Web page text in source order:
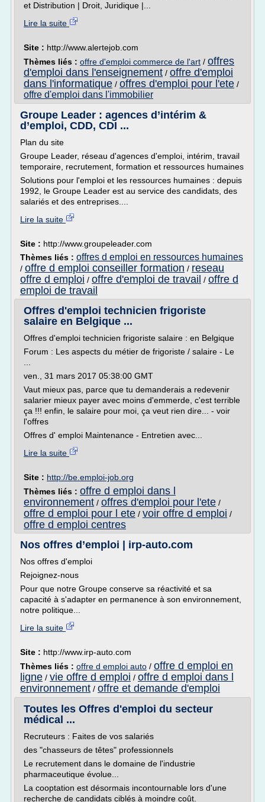
et Distribution | Droit, Juridique |...
Lire la suite
Site : http://www.alertejob.com
Thèmes liés : offre d'emploi commerce de l'art / offres
d'emploi dans l'enseignement / offre d'emploi
dans l'informatique / offres d'emploi pour l'ete /
offre d'emploi dans l'immobilier
Groupe Leader : agences d’intérim &
d’emploi, CDD, CDI ...
Plan du site
Groupe Leader, réseau d'agences d'emploi, intérim, travail
temporaire, recrutement, formation et ressources humaines
Solutions pour l'emploi et les ressources humaines : depuis
1992, le Groupe Leader est au service des candidats, des
salariés et des entreprises....
Lire la suite
Site : http://www.groupeleader.com
Thèmes liés : offres d emploi en ressources humaines
/ offre d emploi conseiller formation / reseau
offre d emploi / offre d'emploi de travail / offre d
emploi de travail
Offres d'emploi technicien frigoriste
salaire en Belgique ...
Offres d'emploi technicien frigoriste salaire : en Belgique
Forum : Les aspects du métier de frigoriste / salaire - Le
ven., 31 mars 2017 05:38:00 GMT
Vaut mieux pas, parce que tu demanderais a redevenir
salarier mieux payer avec moins d'emmerde, c'est terrible
ça !!! enfin, le salaire pour moi, ça veut rien dire... - voir
l'offres
Offres d' emploi Maintenance - Entretien avec...
Lire la suite
Site : http://be.emploi-job.org
Thèmes liés : offre d emploi dans l
environnement / offres d'emploi pour l'ete /
offre d emploi pour l ete / voir offre d emploi /
offre d emploi centres
Nos offres d’emploi | irp-auto.com
Nos offres d'emploi
Rejoignez-nous
Pour que notre Groupe conserve sa réactivité et sa
capacité à s'adapter en permanence à son environnement,
notre politique...
Lire la suite
Site : http://www.irp-auto.com
Thèmes liés : offre d emploi auto / offre d emploi en
ligne / vie offre d emploi / offre d emploi dans l
environnement / offre et demande d'emploi
Toutes les Offres d'emploi du secteur
médical ...
Recruteurs : Faites de vos salariés
des "chasseurs de têtes" professionnels
Le recrutement dans le domaine de l'industrie
pharmaceutique évolue...
La cooptation est désormais incontournable lors d'une
recherche de candidats ciblés à moindre coût.